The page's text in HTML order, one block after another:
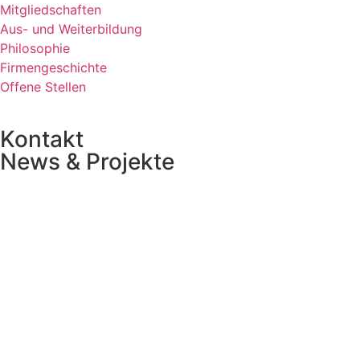
Mitgliedschaften
Aus- und Weiterbildung
Philosophie
Firmengeschichte
Offene Stellen
Kontakt
News & Projekte